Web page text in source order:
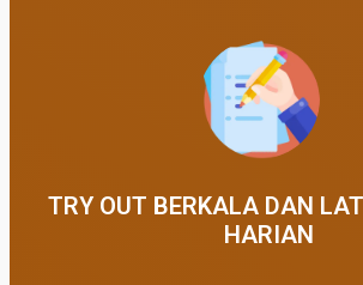
TRY OUT BERKALA DAN
HARIAN